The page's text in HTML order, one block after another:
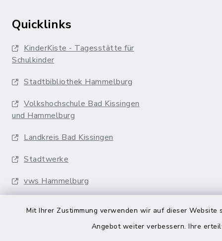
Mit Ihrer Zustimmung verwenden wir auf dieser
Angebot weiter verbessern. Ihre
Quicklinks
KinderKiste - Tagesstätte für
Schulkinder
Stadtbibliothek Hammelburg
Volkshochschule Bad Kissingen
und Hammelburg
Landkreis Bad Kissingen
Stadtwerke
vws Hammelburg